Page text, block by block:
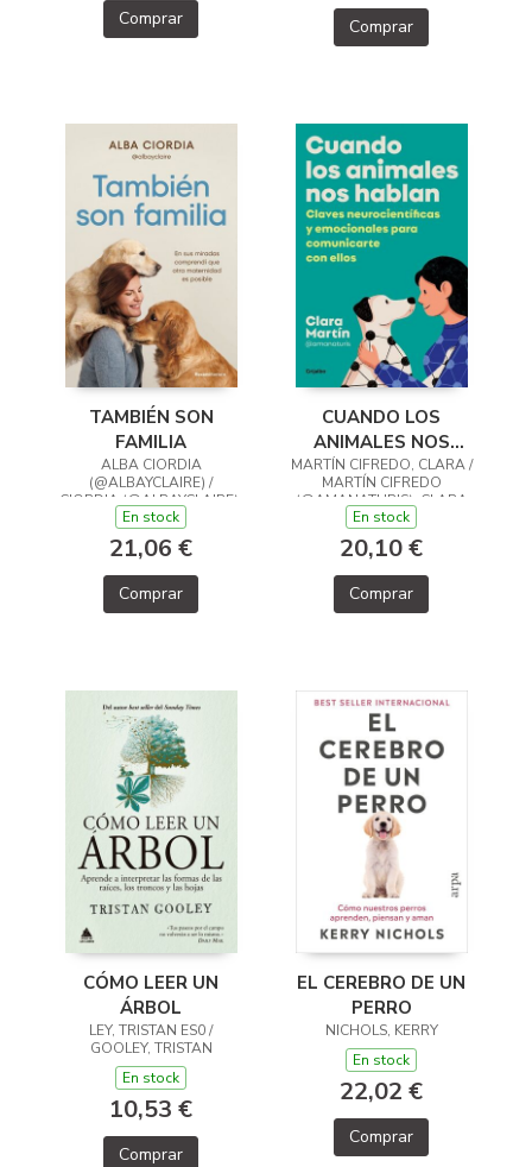
Comprar Comprar
TAMBIÉN SON
FAMILIA
ALBA CIORDIA
(@ALBAYCLAIRE) /
CIORDIA (@ALBAYCLAIRE),
ALBA
En stock
21,06 €
Comprar
CUANDO LOS
ANIMALES NOS
HABLAN
MARTÍN CIFREDO, CLARA /
MARTÍN CIFREDO
(@AMANATURIS), CLARA
En stock
20,10 €
Comprar
CÓMO LEER UN
ÁRBOL
LEY, TRISTAN ES0 /
GOOLEY, TRISTAN
En stock
10,53 €
Comprar
EL CEREBRO DE UN
PERRO
NICHOLS, KERRY
En stock
22,02 €
Comprar